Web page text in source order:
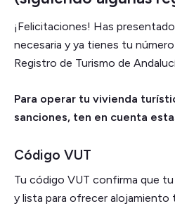
¡Felicitaciones! Has
necesaria y ya tienes tu
Registro de Turismo de
Para operar tu vivienda
sanciones, ten en cuenta
Código VUT
Tu código VUT confirma que
y lista para ofrecer